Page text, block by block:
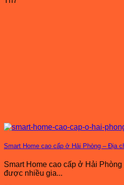
Smart Home cao cấp ở Hải Phòng – Địa
Smart Home cao cấp ở Hải
được nhiều gia...